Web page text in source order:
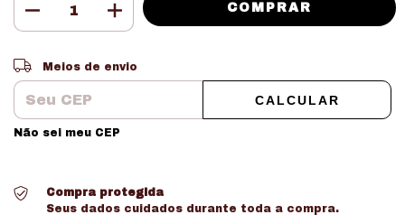
Entregas para o CEP:
Meios de envio
CALCULAR
Não sei meu CEP
Compra protegida
Seus dados cuidados durante toda a compra.